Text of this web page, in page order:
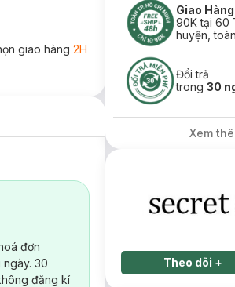
giao hàng 2H
đơn
30
đăng kí
Giao
90K tại 60
huyện,
Đổi trả
trong30
Xem
Theo dõi +